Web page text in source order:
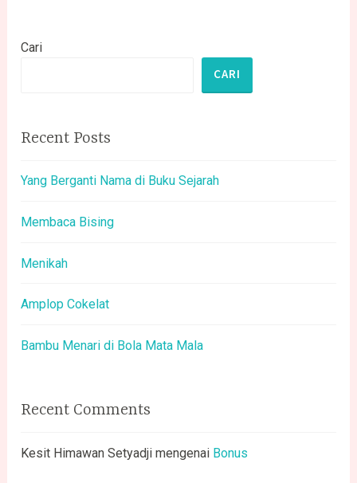
Cari
CARI
Recent Posts
Yang Berganti Nama di Buku Sejarah
Membaca Bising
Menikah
Amplop Cokelat
Bambu Menari di Bola Mata Mala
Recent Comments
Kesit Himawan Setyadji mengenai Bonus